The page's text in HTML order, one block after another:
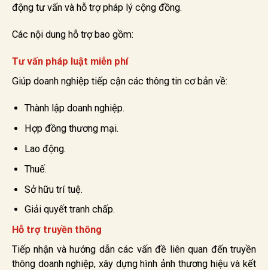
động tư vấn và hỗ trợ pháp lý cộng đồng.
Các nội dung hỗ trợ bao gồm:
Tư vấn pháp luật miễn phí
Giúp doanh nghiệp tiếp cận các thông tin cơ bản về:
Thành lập doanh nghiệp.
Hợp đồng thương mại.
Lao động.
Thuế.
Sở hữu trí tuệ.
Giải quyết tranh chấp.
Hỗ trợ truyền thông
Tiếp nhận và hướng dẫn các vấn đề liên quan đến truyền
thông doanh nghiệp, xây dựng hình ảnh thương hiệu và kết